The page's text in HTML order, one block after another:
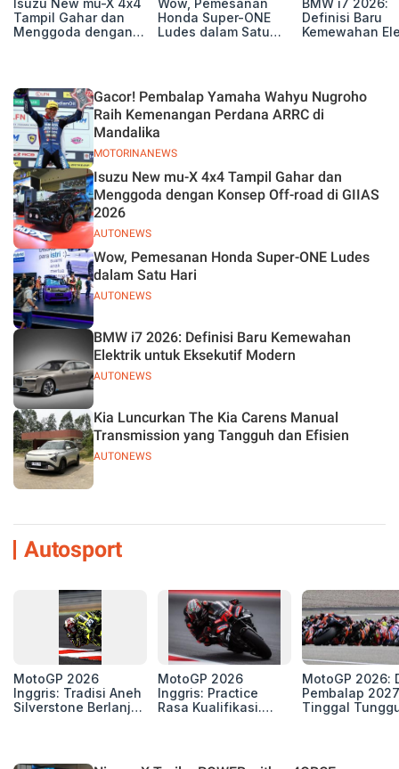
Isuzu New mu-X 4x4
Tampil Gahar dan
Menggoda dengan
Wow, Pemesanan
Honda Super-ONE
Ludes dalam Satu
BMW i7 2026:
Definisi Baru
Kemewahan
MOTORINANEWS
Gacor! Pembalap Yamaha Wahyu Nugroho
Raih Kemenangan Perdana ARRC di
Mandalika
AUTONEWS
Isuzu New mu-X 4x4 Tampil Gahar dan
Menggoda dengan Konsep Off-road di GIIAS
2026
AUTONEWS
Wow, Pemesanan Honda Super-ONE Ludes
dalam Satu Hari
AUTONEWS
BMW i7 2026: Definisi Baru Kemewahan
Elektrik untuk Eksekutif Modern
AUTONEWS
Kia Luncurkan The Kia Carens Manual
Transmission yang Tangguh dan Efisien
Autosport
MotoGP 2026
Inggris: Tradisi Aneh
Silverstone Berlanjut,
MotoGP 2026
Inggris: Practice
Rasa Kualifikasi.
Silverstone!
MotoGP 2026:
Pembalap
Tinggal